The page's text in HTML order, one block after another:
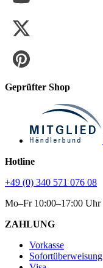
Geprüfter Shop
Hotline
+49 (0) 340 571 076 08
Mo–Fr 10:00–17:00 Uhr
ZAHLUNG
Vorkasse
Sofortüberweisung